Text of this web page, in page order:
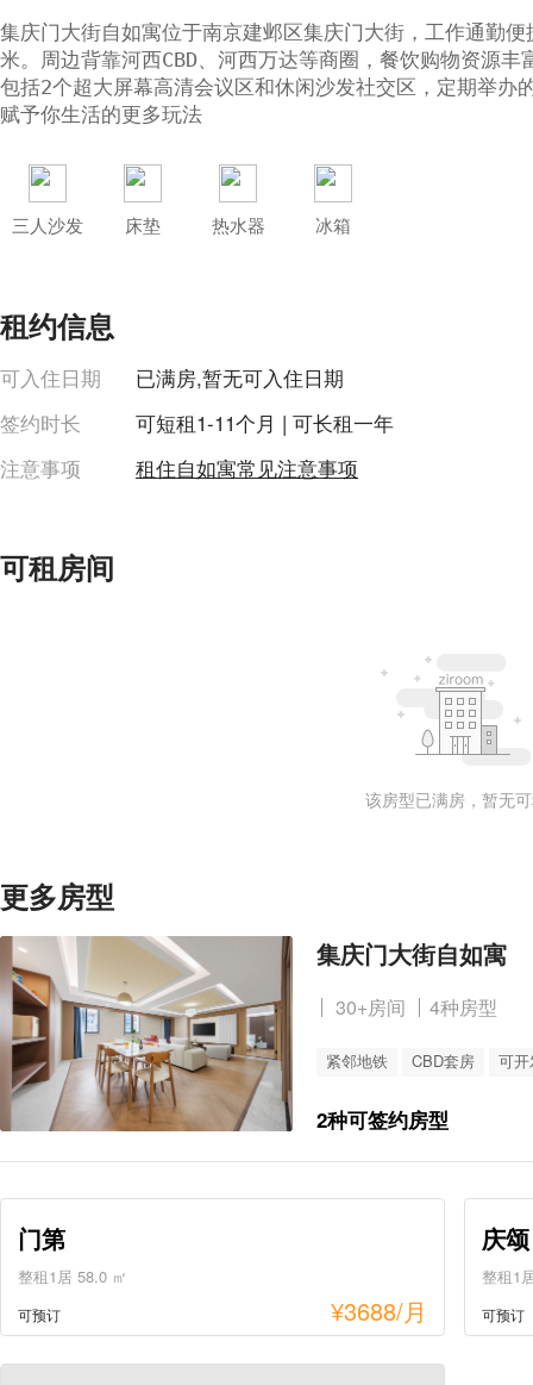
集庆门大街自如寓位于南京建邺区集庆门大街，工作通勤
米。周边背靠河西CBD、河西万达等商圈，餐饮购物资源
包括2个超大屏幕高清会议区和休闲沙发社交区，定期举
赋予你生活的更多玩法
三人沙发 床垫 热水器 冰箱
租约信息
可入住日期
已满房,暂无可入住日期
签约时长
可短租1-11个月 | 可长租一年
注意事项
租住自如寓常见注意事项
可租房间
该房型已满房，暂无
更多房型
集庆门大街自如寓
30+房间 4种房型
紧邻地铁 CBD套房 可
2种可签约房型
门第
整租1居 58.0 ㎡
可预订 /月
3688
¥
庆颂
整租1
可预订